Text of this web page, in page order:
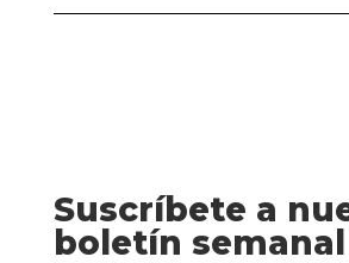
Suscríbete a
boletín semanal